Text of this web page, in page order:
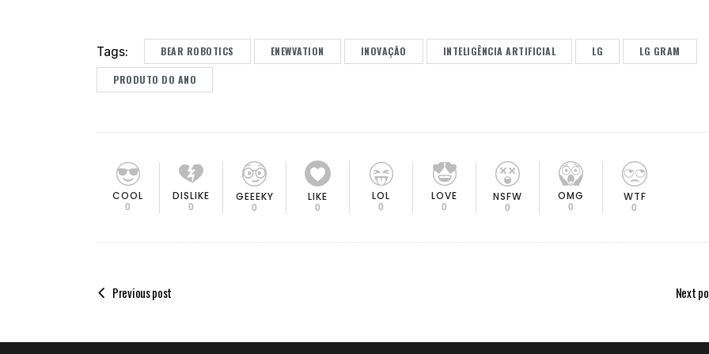
Tags: BEAR ROBOTICS ENEWVATION INOVAÇÃO INTELIGÊNCIA ARTIFICIAL LG LG GRAM
PRODUTO DO ANO
COOL
0
DISLIKE
0
GEEEKY
0
LIKE
0
LOL
0
LOVE
0
NSFW
0
OMG
0
WTF
0
Previous post Next